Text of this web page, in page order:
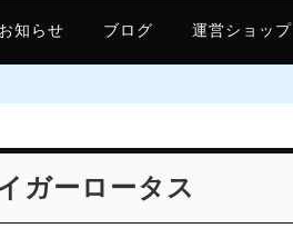
お知らせ ブログ 運営ショップ
ガーロータス